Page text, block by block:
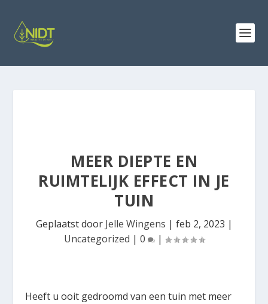
MEER DIEPTE EN
RUIMTELIJK EFFECT IN JE
TUIN
Geplaatst door Jelle Wingens | feb 2, 2023 |
Uncategorized | 0 |
Heeft u ooit gedroomd van een tuin met meer